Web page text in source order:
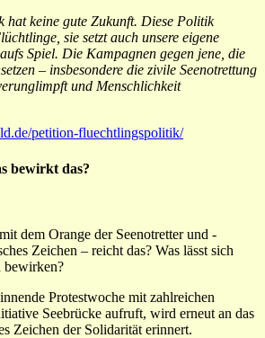
hat keine gute Zukunft. Diese Politik
sie setzt auch unsere eigene
Spiel. Die Kampagnen gegen jene, die
– insbesondere die zivile Seenotrettung
und Menschlichkeit
petition-fluechtlingspolitik/
bewirkt das?
dem Orange der Seenotretter und -
Zeichen – reicht das? Was lässt sich
bewirken?
Protestwoche mit zahlreichen
Seebrücke aufruft, wird erneut an das
Zeichen der Solidarität erinnert.